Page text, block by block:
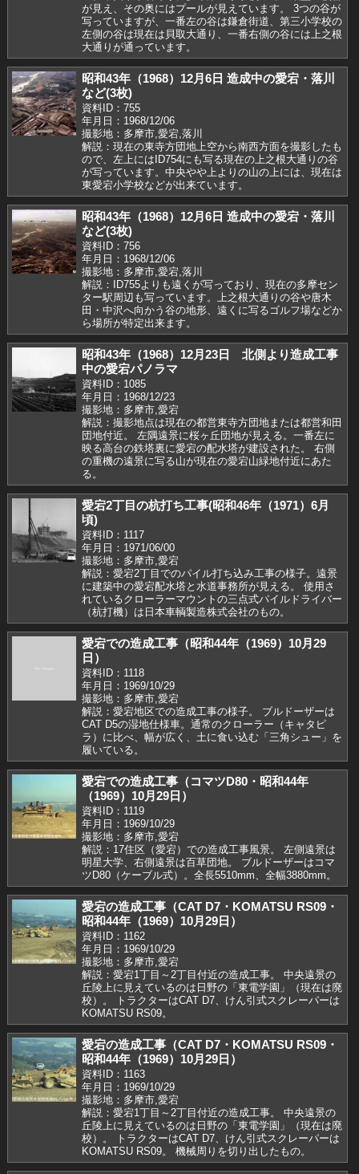
が見え、その奥にはプールが見えています。 3つの谷が
写っていますが、一番左の谷は鎌倉街道、第三小学校の
左側の谷は現在は貝取大通り、一番右側の谷には上之根
大通りが通っています。
昭和43年（1968）12月6日 造成中の愛宕・落川
など(3枚)
資料ID：755
年月日：1968/12/06
撮影地：多摩市,愛宕,落川
解説：現在の東寺方団地上空から南西方面を撮影したも
ので、左上にはID754にも写る現在の上之根大通りの谷
が写っています。中央やや上よりの山の上には、現在は
東愛宕小学校などが出来ています。
昭和43年（1968）12月6日 造成中の愛宕・落川
など(3枚)
資料ID：756
年月日：1968/12/06
撮影地：多摩市,愛宕,落川
解説：ID755よりも遠くが写っており、現在の多摩セン
ター駅周辺も写っています。上之根大通りの谷や唐木
田・中沢へ向かう谷の地形、遠くに写るゴルフ場などか
ら場所が特定出来ます。
昭和43年（1968）12月23日 北側より造成工事
中の愛宕パノラマ
資料ID：1085
年月日：1968/12/23
撮影地：多摩市,愛宕
解説：撮影地点は現在の都営東寺方団地または都営和田
団地付近。 左隅遠景に桜ヶ丘団地が見える。一番左に
映る高台の鉄塔裏に愛宕の配水塔が建設された。 右側
の重機の遠景に写る山が現在の愛宕山緑地付近にあた
る。
愛宕2丁目の杭打ち工事(昭和46年（1971）6月
頃)
資料ID：1117
年月日：1971/06/00
撮影地：多摩市,愛宕
解説：愛宕2丁目でのパイル打ち込み工事の様子。遠景
に建築中の愛宕配水塔と水道事務所が見える。 使用さ
れているクローラーマウントの三点式パイルドライバー
（杭打機）は日本車輌製造株式会社のもの。
愛宕での造成工事（昭和44年（1969）10月29
日）
資料ID：1118
年月日：1969/10/29
撮影地：多摩市,愛宕
解説：愛宕地区での造成工事の様子。 ブルドーザーは
CAT D5の湿地仕様車。通常のクローラー（キャタピ
ラ）に比べ、幅が広く、土に食い込む「三角シュー」を
履いている。
愛宕での造成工事（コマツD80・昭和44年
（1969）10月29日）
資料ID：1119
年月日：1969/10/29
撮影地：多摩市,愛宕
解説：17住区（愛宕）での造成工事風景。 左側遠景は
明星大学、右側遠景は百草団地。 ブルドーザーはコマ
ツD80（ケーブル式）。全長5510mm、全幅3880mm。
愛宕の造成工事（CAT D7・KOMATSU RS09・
昭和44年（1969）10月29日）
資料ID：1162
年月日：1969/10/29
撮影地：多摩市,愛宕
解説：愛宕1丁目～2丁目付近の造成工事。 中央遠景の
丘陵上に見えているのは日野の「東電学園」（現在は廃
校）。 トラクターはCAT D7、けん引式スクレーパーは
KOMATSU RS09。
愛宕の造成工事（CAT D7・KOMATSU RS09・
昭和44年（1969）10月29日）
資料ID：1163
年月日：1969/10/29
撮影地：多摩市,愛宕
解説：愛宕1丁目～2丁目付近の造成工事。 中央遠景の
丘陵上に見えているのは日野の「東電学園」（現在は廃
校）。 トラクターはCAT D7、けん引式スクレーパーは
KOMATSU RS09。 機械周りを切り出したもの。